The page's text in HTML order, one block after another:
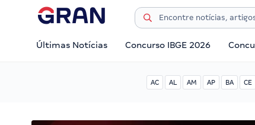
Últimas Notícias Concurso IBGE 2026
AC AL AM AP BA CE